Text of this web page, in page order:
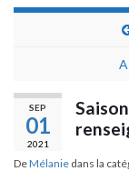
SEP
01
2021
DeMélanie dans la